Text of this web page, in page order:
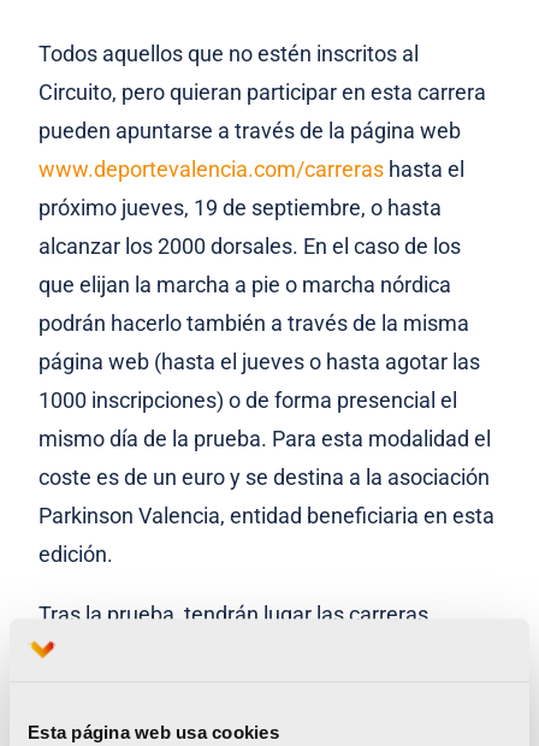
Esta página web usa cookies
Todos aquellos que no estén inscritos al
Circuito, pero quieran participar en esta carrera
pueden apuntarse a través de la página web
www.deportevalencia.com/carreras hasta el
próximo jueves, 19 de septiembre, o hasta
alcanzar los 2000 dorsales. En el caso de los
que elijan la marcha a pie o marcha nórdica
podrán hacerlo también a través de la misma
página web (hasta el jueves o hasta agotar las
1000 inscripciones) o de forma presencial el
mismo día de la prueba. Para esta modalidad el
coste es de un euro y se destina a la asociación
Parkinson Valencia, entidad beneficiaria en esta
edición.
Tras la prueba, tendrán lugar las carreras
infantiles no competitivas para menores de 14
edad: 1 200 metros para la categoría infantil